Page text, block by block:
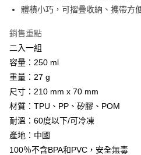
AFTEE先享後付
【關於「AFTEE先享後付」】
AFTEE先享後付是「在收到商品之後才
１．簡單：不需註冊會員、不需綁卡、不
２．便利：只要手機號碼，簡訊認證，即
３．安心：先確認商品／服務後，再付款
【「AFTEE先享後付」結帳流程】
１．於結帳方式選擇「AFTEE先享後付
２．訂單成立數日內，您將收到繳費通知
３．收到繳費通知簡訊後14天內，點擊
ATM付款
貨到付款
運送方式
全家取貨付款
每筆NT$60，滿NT$499(含以上)免運
7-11取貨付款
體積小巧，可摺疊收納、攜帶方
銷售重點
二入一組
容量：250 ml
重量：27 g
尺寸：210 mm x 70 mm
材質：TPU、PP、矽膠、POM
耐溫：60度以下/可冷凍
產地：中國
100％不含BPA和PVC，安全無毒